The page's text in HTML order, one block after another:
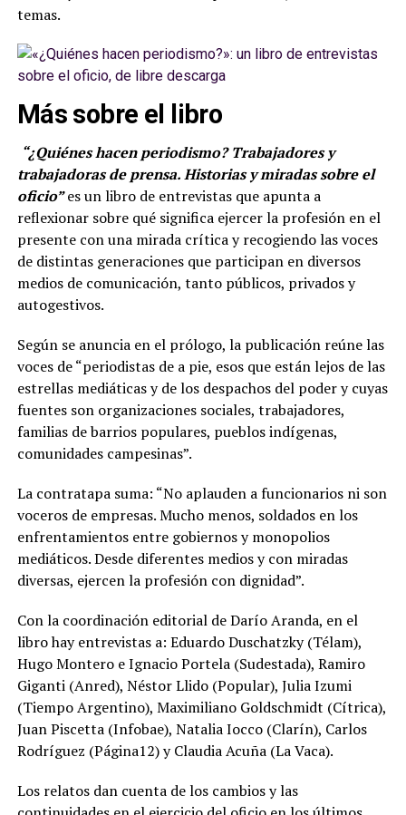
temas.
Más sobre el libro
“¿Quiénes hacen periodismo? Trabajadores y
trabajadoras de prensa. Historias y miradas sobre el
oficio”es un libro de entrevistas que apunta a
reflexionar sobre qué significa ejercer la profesión en el
presente con una mirada crítica y recogiendo las voces
de distintas generaciones que participan en diversos
medios de comunicación, tanto públicos, privados y
autogestivos.
Según se anuncia en el prólogo, la publicación reúne las
voces de “periodistas de a pie, esos que están lejos de las
estrellas mediáticas y de los despachos del poder y cuyas
fuentes son organizaciones sociales, trabajadores,
familias de barrios populares, pueblos indígenas,
comunidades campesinas”.
La contratapa suma: “No aplauden a funcionarios ni son
voceros de empresas. Mucho menos, soldados en los
enfrentamientos entre gobiernos y monopolios
mediáticos. Desde diferentes medios y con miradas
diversas, ejercen la profesión con dignidad”.
Con la coordinación editorial de Darío Aranda, en el
libro hay entrevistas a: Eduardo Duschatzky (Télam),
Hugo Montero e Ignacio Portela (Sudestada), Ramiro
Giganti (Anred), Néstor Llido (Popular), Julia Izumi
(Tiempo Argentino), Maximiliano Goldschmidt (Cítrica),
Juan Piscetta (Infobae), Natalia Iocco (Clarín), Carlos
Rodríguez (Página12) y Claudia Acuña (La Vaca).
Los relatos dan cuenta de los cambios y las